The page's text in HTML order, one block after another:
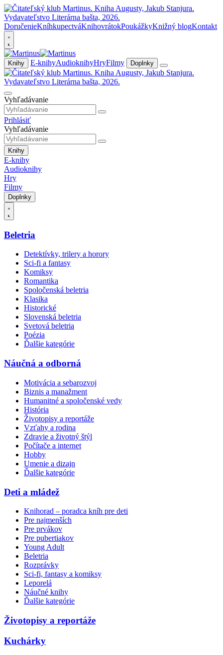
DoručenieKníhkupectváKnihovrátokPoukážkyKnižný blogKontakt
Knihy E-knihyAudioknihyHryFilmy Doplnky
Vyhľadávanie
Prihlásiť
Vyhľadávanie
Knihy
E-knihy
Audioknihy
Hry
Filmy
Doplnky
Beletria
Detektívky, trilery a horory
Sci-fi a fantasy
Komiksy
Romantika
Spoločenská beletria
Klasika
Historické
Slovenská beletria
Svetová beletria
Poézia
Ďalšie kategórie
Náučná a odborná
Motivácia a sebarozvoj
Biznis a manažment
Humanitné a spoločenské vedy
História
Životopisy a reportáže
Vzťahy a rodina
Zdravie a životný štýl
Počítače a internet
Hobby
Umenie a dizajn
Ďalšie kategórie
Deti a mládež
Knihorad – poradca kníh pre deti
Pre najmenších
Pre prvákov
Pre pubertiakov
Young Adult
Beletria
Rozprávky
Sci-fi, fantasy a komiksy
Leporelá
Náučné knihy
Ďalšie kategórie
Životopisy a reportáže
Kuchárky